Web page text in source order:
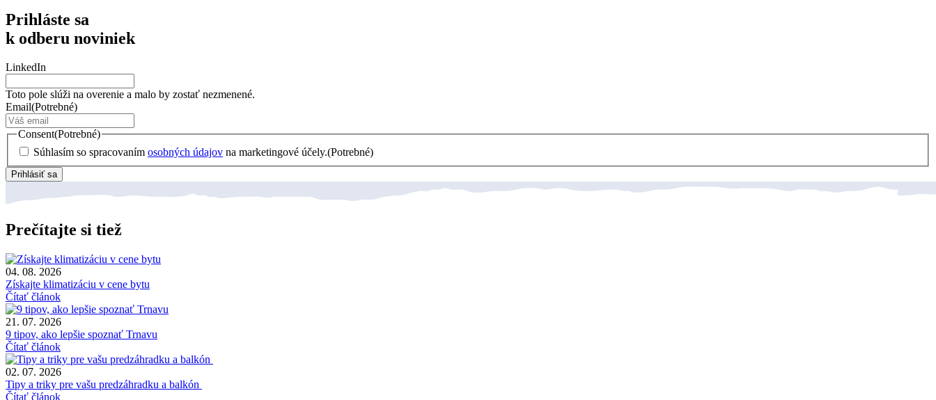
Prihláste sa
k odberu noviniek
LinkedIn
Toto pole slúži na overenie a malo by zostať nezmenené.
Email(Potrebné)
Consent(Potrebné)
Súhlasím so spracovaním osobných údajov na marketingové účely.(Potrebné)
Prihlásiť sa
Prečítajte si tiež
04. 08. 2026
Získajte klimatizáciu v cene bytu
Čítať článok
21. 07. 2026
9 tipov, ako lepšie spoznať Trnavu
Čítať článok
02. 07. 2026
Tipy a triky pre vašu predzáhradku a balkón
Čítať článok